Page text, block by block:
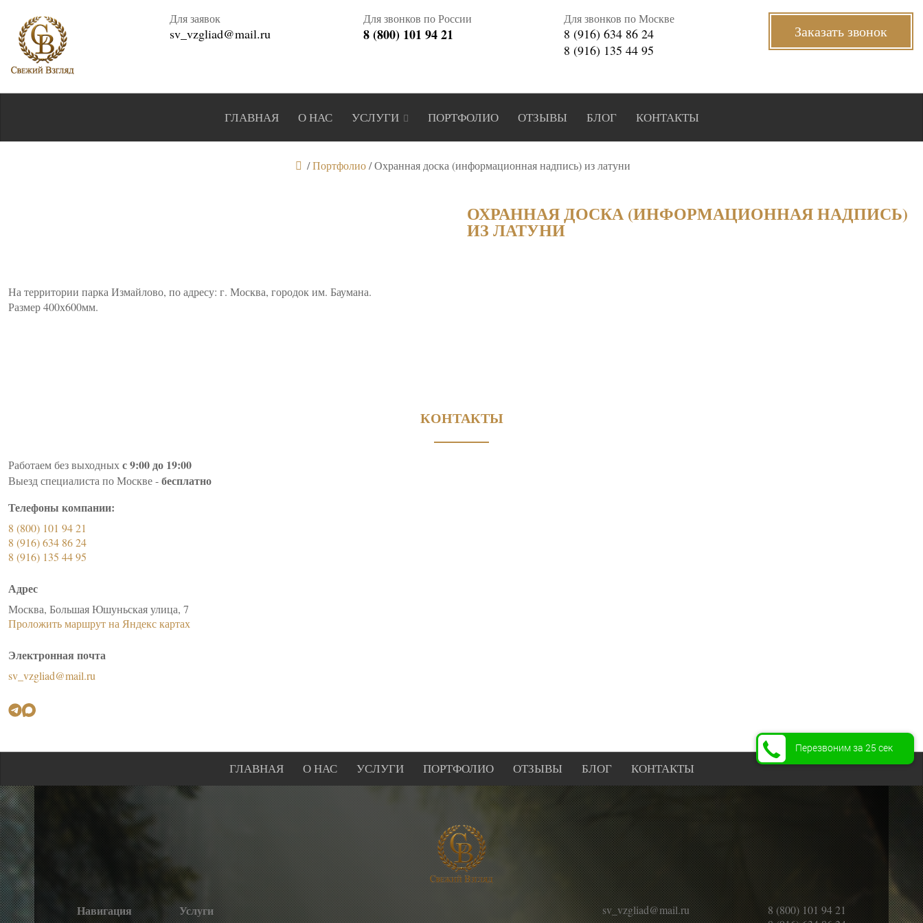
Для заявок
sv_vzgliad@mail.ru
Для звонков по России
8 (800) 101 94 21
Для звонков по Москве
8 (916) 634 86 24
8 (916) 135 44 95
Заказать звонок
ГЛАВНАЯ О НАС УСЛУГИ ПОРТФОЛИО ОТЗЫВЫ БЛОГ КОНТАКТЫ
/Портфолио /Охранная доска (информационная надпись) из латуни
ОХРАННАЯ ДОСКА (ИНФОРМАЦИОННАЯ НАДПИСЬ)
ИЗ ЛАТУНИ
На территории парка Измайлово, по адресу: г. Москва, городок им. Баумана.
Размер 400х600мм.
КОНТАКТЫ
Работаем без выходныхс 9:00 до 19:00
Выезд специалиста по Москве -бесплатно
Телефоны компании:
8 (800) 101 94 21
8 (916) 634 86 24
8 (916) 135 44 95
Адрес
Москва, Большая Юшуньская улица, 7
Проложить маршрут на Яндекс картах
Электронная почта
sv_vzgliad@mail.ru
ГЛАВНАЯ О НАС УСЛУГИ ПОРТФОЛИО ОТЗЫВЫ БЛОГ КОНТАКТЫ
Навигация Услуги sv_vzgliad@mail.ru
8 (800) 101 94 21
Перезвоним за 25 сек